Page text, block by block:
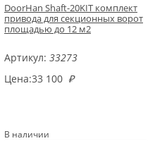
DoorHan Shaft-20KIT комплект
привода для секционных ворот
площадью до 12 м2
Артикул: 33273
Цена:33 100 ₽
В наличии